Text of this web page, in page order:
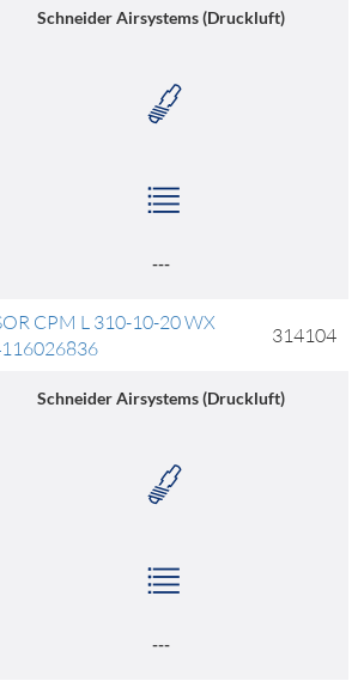
Schneider Airsystems (Druckluft)
---
CPM L 310-10-20 WX
314104
Schneider Airsystems (Druckluft)
---